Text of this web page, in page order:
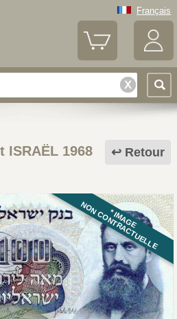
Français
Retour
ISRAËL 1968
* IMAGE
NON CONTRACTUELLE